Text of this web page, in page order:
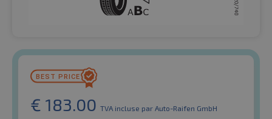
€ 183.00 TVA incluse par Auto-Raifen GmbH